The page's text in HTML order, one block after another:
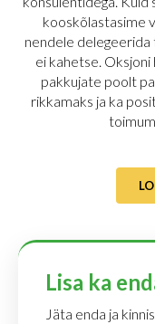
kooskõlastasime
nendele delegeerida
ei kahetse.
pakkujate poolt
rikkamaks ja ka
Lisa ka
Jäta enda ja